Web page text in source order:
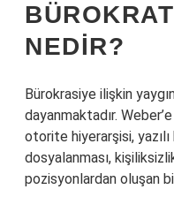
NEDIR?
Bürokrasiye ilişkin
dayanmaktadır.
otorite hiyerarşisi,
dosyalanması,
pozisyonlardan oluşan